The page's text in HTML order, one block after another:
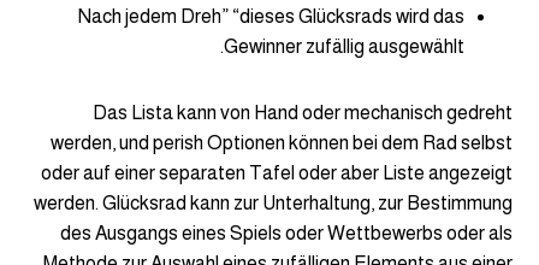
Nach jedem Dreh” “dieses Glücksrads wird das
Gewinner zufällig ausgewählt.
Das Lista kann von Hand oder mechanisch gedreht
werden, und perish Optionen können bei dem Rad selbst
oder auf einer separaten Tafel oder aber Liste angezeigt
werden. Glücksrad kann zur Unterhaltung, zur Bestimmung
des Ausgangs eines Spiels oder Wettbewerbs oder als